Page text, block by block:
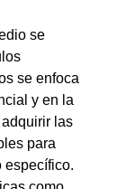
se
se enfoca
y en la
las
para
específico.